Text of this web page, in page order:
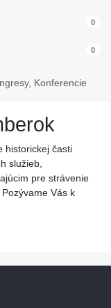
0
0
Konferencie
historickej časti
služieb,
pre strávenie
Vás k